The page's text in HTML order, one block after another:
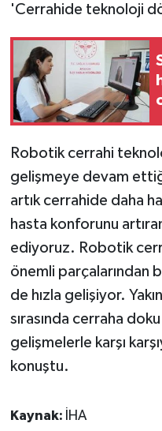
'Cerrahide teknoloji
Robotik cerrahi
gelişmeye devam
artık cerrahide daha
hasta konforunu
ediyoruz. Robotik
önemli parçalarından
de hızla gelişiyor.
sırasında cerraha
gelişmelerle karşı
konuştu.
Kaynak: İHA